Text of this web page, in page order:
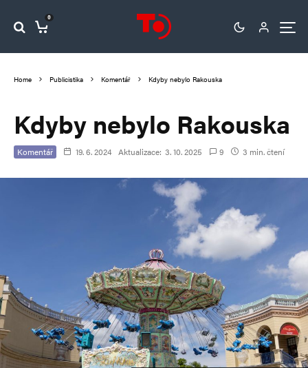
0
Home Publicistika Komentář Kdyby nebylo Rakouska
Kdyby nebylo Rakouska
Komentář 19. 6. 2024 Aktualizace: 3. 10. 2025 9 3 min. čtení